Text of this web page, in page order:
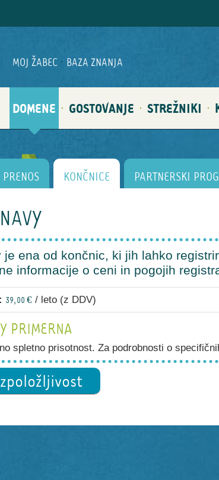
MOJ ŽABEC · BAZA ZNANJA
DOMENE · GOSTOVANJE · STREŽNIKI ·
PRENOS KONČNICE PARTNERSKI
je ena od končnic, ki jih lahko
informacije o ceni in pogojih
39,00 € / leto (z DDV)
PRIMERNA
spletno prisotnost. Za podrobnosti o